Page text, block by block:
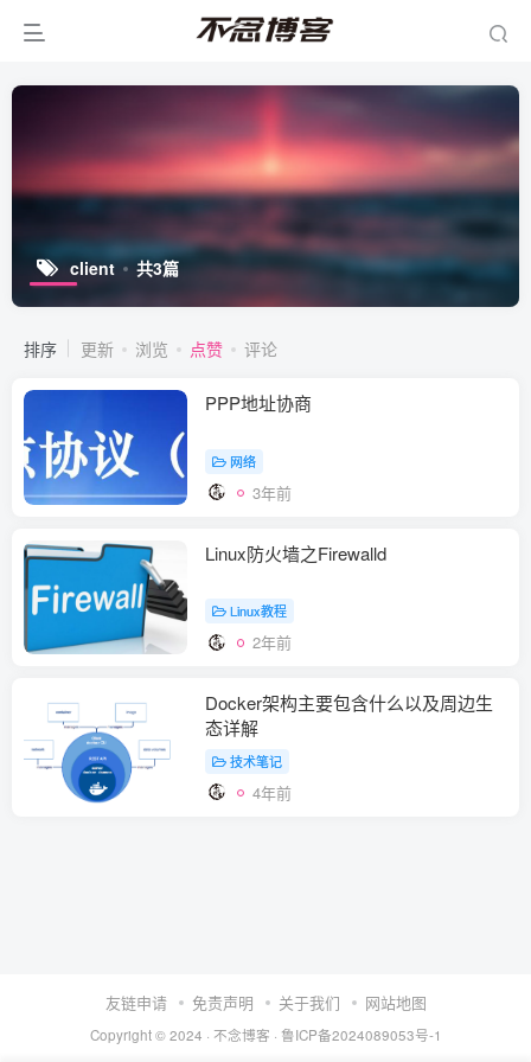
client 共3篇
排序 更新 浏览 点赞 评论
PPP地址协商
网络
3年前
Linux防火墙之Firewalld
Linux教程
2年前
Docker架构主要包含什么以及周边生
态详解
技术笔记
4年前
友链申请 免责声明 关于我们 网站地图
Copyright © 2024 · 不念博客 · 鲁ICP备2024089053号-1